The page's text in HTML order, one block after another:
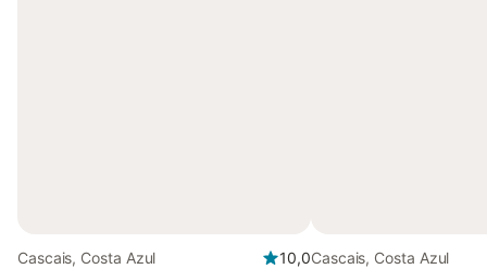
Cascais, Costa Azul
10,0Cascais, Costa Azul